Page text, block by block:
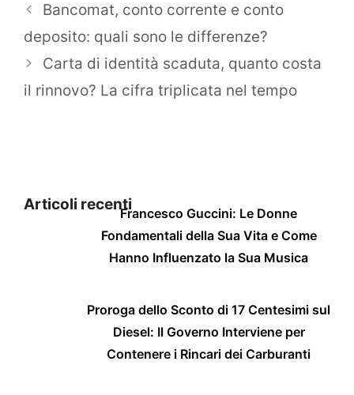
Bancomat, conto corrente e conto
deposito: quali sono le differenze?
Carta di identità scaduta, quanto costa
il rinnovo? La cifra triplicata nel tempo
Articoli recentiFrancesco Guccini: Le Donne
Fondamentali della Sua Vita e Come
Hanno Influenzato la Sua Musica
Proroga dello Sconto di 17 Centesimi sul
Diesel: Il Governo Interviene per
Contenere i Rincari dei Carburanti